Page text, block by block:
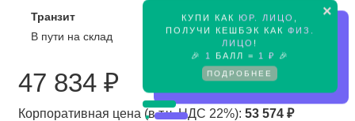
×
КУПИ КАК ЮР. ЛИЦО
ПОЛУЧИ КЕШБЭК КАК ФИЗ.
ЛИЦО !
🎉
1 БАЛЛ = 1 ₽ 🎉
ПОДРОБНЕЕ
Транзит
Предзаказ
В пути на склад
47 834 ₽
Корпоративная цена (в т.ч. НДС 22%): 53 574 ₽